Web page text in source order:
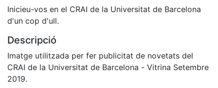
Inicieu-vos en el CRAI de la Universitat de Barcelona
d'un cop d'ull.
Descripció
Imatge utilitzada per fer publicitat de novetats del
CRAI de la Universitat de Barcelona - Vitrina Setembre
2019.